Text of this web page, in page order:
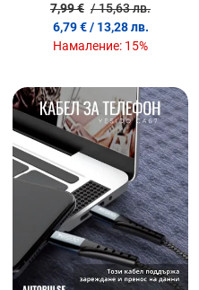
7,99 € / 15,63 лв.
6,79 € / 13,28 лв.
Намаление: 15%